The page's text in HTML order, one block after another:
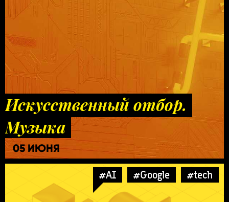
Искусственный отбор.
Музыка
05 ИЮНЯ
#AI #Google #tech